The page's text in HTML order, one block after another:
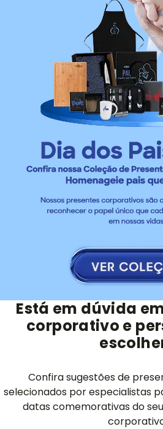
Está em dúvida
corporativo e
Confira sugestões de
selecionados por especialistas
datas comemorativas do